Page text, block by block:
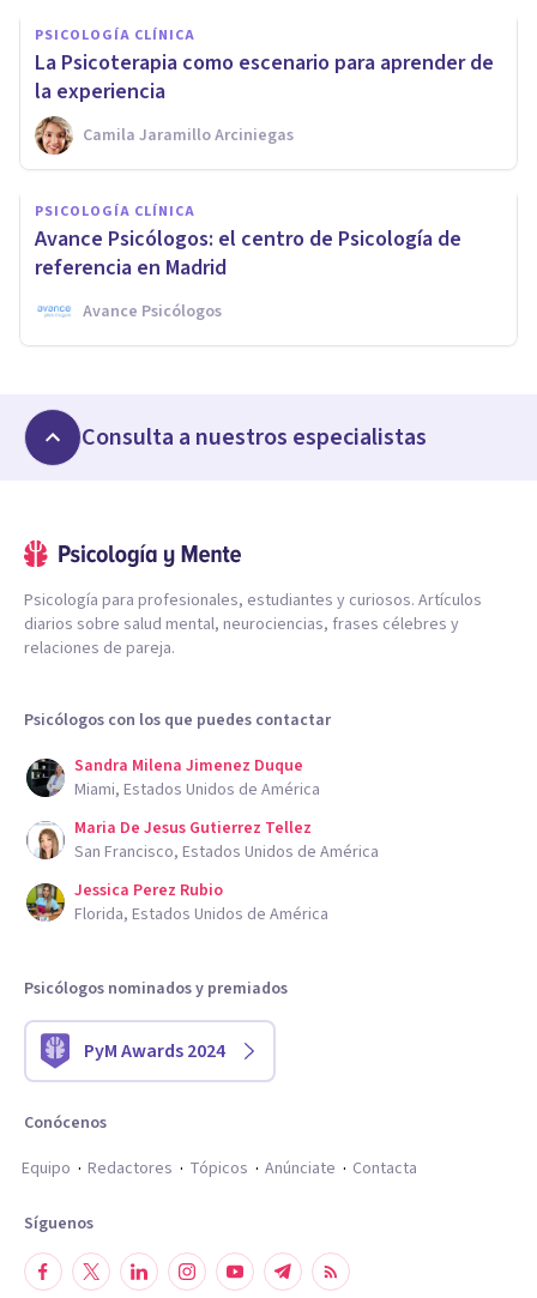
PSICOLOGÍA CLÍNICA
La Psicoterapia como escenario para aprender de
la experiencia
Camila Jaramillo Arciniegas
PSICOLOGÍA CLÍNICA
Avance Psicólogos: el centro de Psicología de
referencia en Madrid
Avance Psicólogos
Consulta a nuestros especialistas
Psicología para profesionales, estudiantes y curiosos. Artículos
diarios sobre salud mental, neurociencias, frases célebres y
relaciones de pareja.
Psicólogos con los que puedes contactar
Sandra Milena Jimenez Duque
Miami, Estados Unidos de América
Maria De Jesus Gutierrez Tellez
San Francisco, Estados Unidos de América
Jessica Perez Rubio
Florida, Estados Unidos de América
Psicólogos nominados y premiados
PyM Awards 2024
Conócenos
Equipo
Redactores Tópicos Anúnciate Contacta
Síguenos